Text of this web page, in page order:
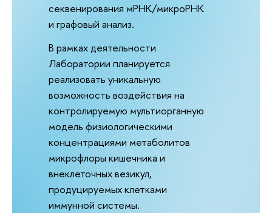
секвенирования мРНК/микроРНК
и графовый анализ.
В рамках деятельности
Лаборатории планируется
реализовать уникальную
возможность воздействия на
контролируемую мультиорганную
модель физиологическими
концентрациями метаболитов
микрофлоры кишечника и
внеклеточных везикул,
продуцируемых клетками
иммунной системы.